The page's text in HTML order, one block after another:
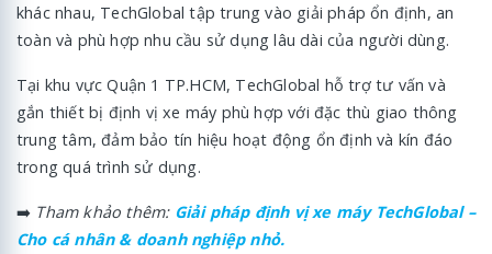
khác nhau, TechGlobal tập trung vào giải pháp ổn định, an
toàn và phù hợp nhu cầu sử dụng lâu dài của người dùng.
Tại khu vực Quận 1 TP.HCM, TechGlobal hỗ trợ tư vấn và
gắn thiết bị định vị xe máy phù hợp với đặc thù giao thông
trung tâm, đảm bảo tín hiệu hoạt động ổn định và kín đáo
trong quá trình sử dụng.
➡️ Tham khảo thêm: Giải pháp định vị xe máy TechGlobal –
Cho cá nhân & doanh nghiệp nhỏ.